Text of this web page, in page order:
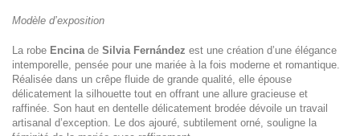
Modèle d’exposition
La robe Encina de Silvia Fernández est une création d’une élégance
intemporelle, pensée pour une mariée à la fois moderne et romantique.
Réalisée dans un crêpe fluide de grande qualité, elle épouse
délicatement la silhouette tout en offrant une allure gracieuse et
raffinée. Son haut en dentelle délicatement brodée dévoile un travail
artisanal d’exception. Le dos ajouré, subtilement orné, souligne la